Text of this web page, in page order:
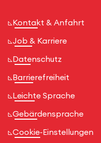
Kontakt & Anfahrt
Job & Karriere
Datenschutz
Barrierefreiheit
Leichte Sprache
Gebärdensprache
Cookie-Einstellungen